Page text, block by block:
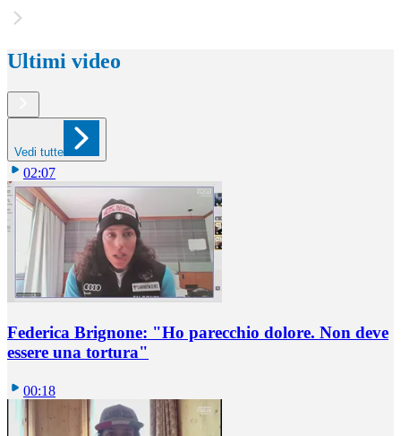
Ultimi video
Vedi tutte
02:07
Federica Brignone: "Ho parecchio dolore. Non deve
essere una tortura"
00:18